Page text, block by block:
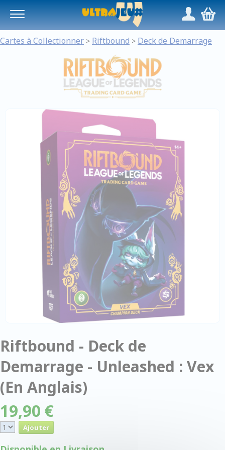
/,
Cartes à Collectionner > Riftbound > Deck de Demarrage
Riftbound - Deck de
Demarrage - Unleashed : Vex
(En Anglais)
19,90 €